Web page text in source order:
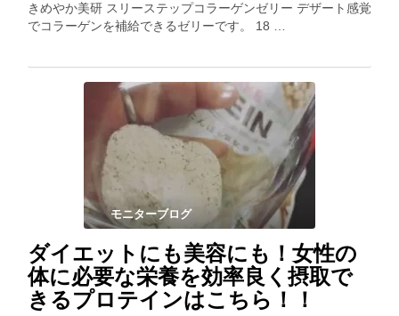
きめやか美研 スリーステップコラーゲンゼリー デザート感覚
でコラーゲンを補給できるゼリーです。 18 …
モニターブログ
ダイエットにも美容にも！女性の
体に必要な栄養を効率良く摂取で
きるプロテインはこちら！！